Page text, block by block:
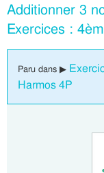
Additionner 3
Exercices :
Paru dans ▶
Harmos 4P